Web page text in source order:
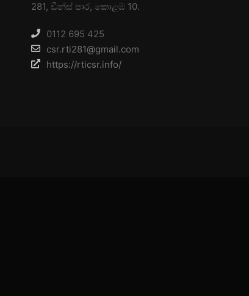
281, ඩීන්ස් පාර, කොළඹ 10.
0112 695 425
csr.rti281@gmail.com
https://rticsr.info/